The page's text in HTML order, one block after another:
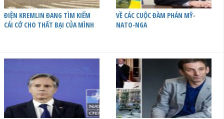
ĐIỆN KREMLIN ĐANG TÌM KIẾM
CÁI CỚ CHO THẤT BẠI CỦA MÌNH
VỀ CÁC CUỘC ĐÀM PHÁN MỸ-
NATO-NGA